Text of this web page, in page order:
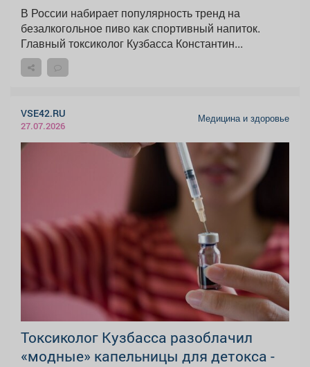
В России набирает популярность тренд на
безалкогольное пиво как спортивный напиток.
Главный токсиколог Кузбасса Константин...
VSE42.RU
27.07.2026
Медицина и здоровье
Токсиколог Кузбасса разоблачил
«модные» капельницы для детокса -